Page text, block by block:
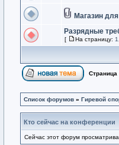
Магазин
Разрядные
[ На страницу: 1
Страница
Список форумов » Гиревой
Кто сейчас на конференции
Сейчас этот форум